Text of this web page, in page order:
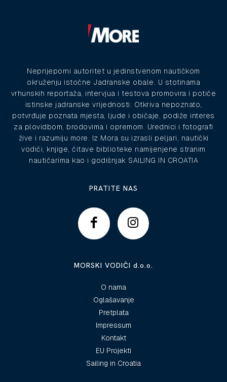
Neprijeporni autoritet u jedinstvenom nautičkom
okruženju istočne Jadranske obale. U stotinama
vrhunskih reportaža, intervjua i testova promovira i potiče
istinske jadranske vrijednosti. Otkriva nepoznato,
potvrđuje poznata mjesta, ljude i običaje, podiže interes
za plovidbom, brodovima i opremom. Urednici i fotografi
žive i razumiju more. Iz Mora su izrasli peljari, nautički
vodiči, knjige, čitave biblioteke namijenjene stranim
nautičarima kao i godišnjak SAILING IN CROATIA
PRATITE NAS
MORSKI VODIČI d.o.o.
O nama
Oglašavanje
Pretplata
Impressum
Kontakt
EU Projekti
Sailing in Croatia